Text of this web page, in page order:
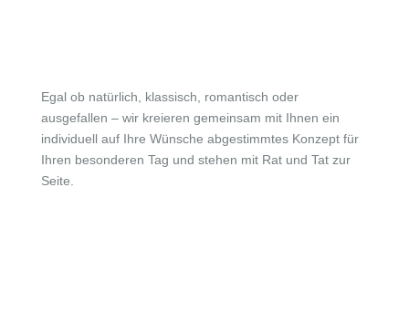
Egal ob natürlich, klassisch, romantisch oder
ausgefallen – wir kreieren gemeinsam mit Ihnen ein
individuell auf Ihre Wünsche abgestimmtes Konzept für
Ihren besonderen Tag und stehen mit Rat und Tat zur
Seite.